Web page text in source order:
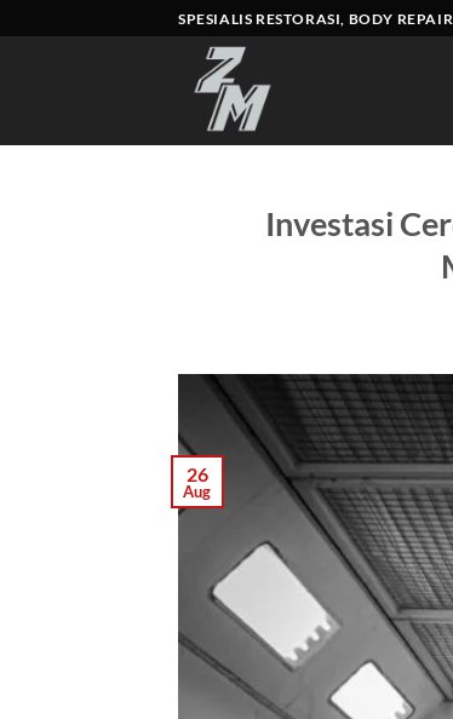
to
SPESIALIS RESTORASI, BODY
Investasi
26
Aug